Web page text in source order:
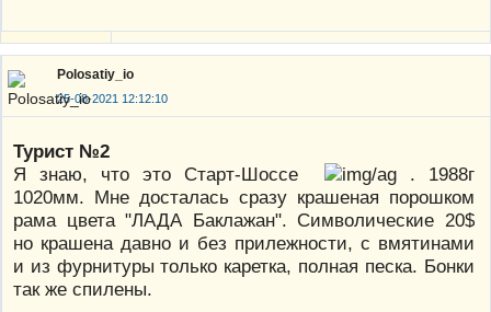
Polosatiy_io
25-08-2021 12:12:10
Турист №2
Я знаю, что это Старт-Шоссе
. 1988г
1020мм. Мне досталась сразу крашеная порошком
рама цвета "ЛАДА Баклажан". Символические 20$
но крашена давно и без прилежности, с вмятинами
и из фурнитуры только каретка, полная песка. Бонки
так же спилены.